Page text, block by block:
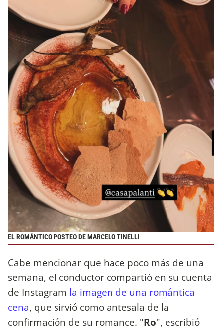
EL ROMÁNTICO POSTEO DE MARCELO TINELLI
Cabe mencionar que hace poco más de una
semana, el conductor compartió en su cuenta
de Instagram la imagen de una romántica
cena, que sirvió como antesala de la
confirmación de su romance. "Ro", escribió